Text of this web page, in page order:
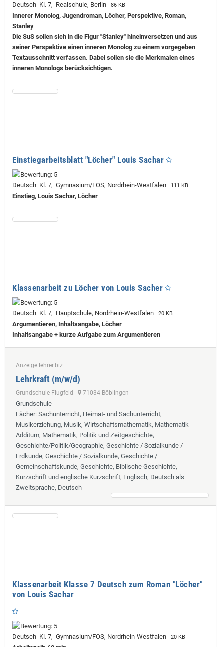
Deutsch Kl. 7, Realschule, Berlin 86 KB
Innerer Monolog, Jugendroman, Löcher, Perspektive, Roman,
Stanley
Die SuS sollen sich in die Figur "Stanley" hineinversetzen und aus
seiner Perspektive einen inneren Monolog zu einem vorgegeben
Textausschnitt verfassen. Dabei sollen sie die Merkmalen eines
inneren Monologs berücksichtigen.
Einstiegarbeitsblatt "Löcher" Louis Sachar
Deutsch Kl. 7, Gymnasium/FOS, Nordrhein-Westfalen 111 KB
Einstieg, Louis Sachar, Löcher
Klassenarbeit zu Löcher von Louis Sacher
Deutsch Kl. 7, Hauptschule, Nordrhein-Westfalen 20 KB
Argumentieren, Inhaltsangabe, Löcher
Inhaltsangabe + kurze Aufgabe zum Argumentieren
Anzeige lehrer.biz
Lehrkraft (m/w/d)
Grundschule Flugfeld 71034 Böblingen
Grundschule
Fächer: Sachunterricht, Heimat- und Sachunterricht,
Musikerziehung, Musik, Wirtschaftsmathematik, Mathematik
Additum, Mathematik, Politik und Zeitgeschichte,
Geschichte/Politik/Geographie, Geschichte / Sozialkunde /
Erdkunde, Geschichte / Sozialkunde, Geschichte /
Gemeinschaftskunde, Geschichte, Biblische Geschichte,
Kurzschrift und englische Kurzschrift, Englisch, Deutsch als
Zweitsprache, Deutsch
Klassenarbeit Klasse 7 Deutsch zum Roman "Löcher"
von Louis Sachar
Deutsch Kl. 7, Gymnasium/FOS, Nordrhein-Westfalen 20 KB